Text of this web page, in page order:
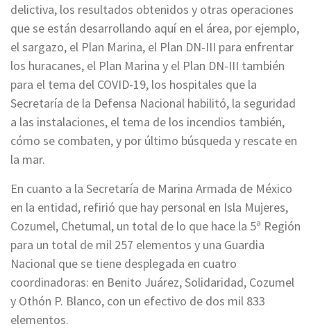
delictiva, los resultados obtenidos y otras operaciones
que se están desarrollando aquí en el área, por ejemplo,
el sargazo, el Plan Marina, el Plan DN-III para enfrentar
los huracanes, el Plan Marina y el Plan DN-III también
para el tema del COVID-19, los hospitales que la
Secretaría de la Defensa Nacional habilitó, la seguridad
a las instalaciones, el tema de los incendios también,
cómo se combaten, y por último búsqueda y rescate en
la mar.
En cuanto a la Secretaría de Marina Armada de México
en la entidad, refirió que hay personal en Isla Mujeres,
Cozumel, Chetumal, un total de lo que hace la 5ª Región
para un total de mil 257 elementos y una Guardia
Nacional que se tiene desplegada en cuatro
coordinadoras: en Benito Juárez, Solidaridad, Cozumel
y Othón P. Blanco, con un efectivo de dos mil 833
elementos.